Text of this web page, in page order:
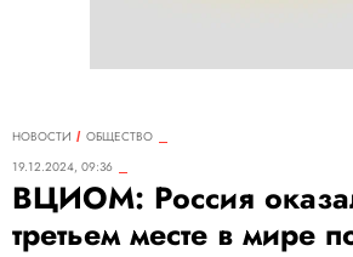
НОВОСТИ
ОБЩЕСТВО
19.12.2024, 09:36
ВЦИОМ: Россия
третьем месте в мире